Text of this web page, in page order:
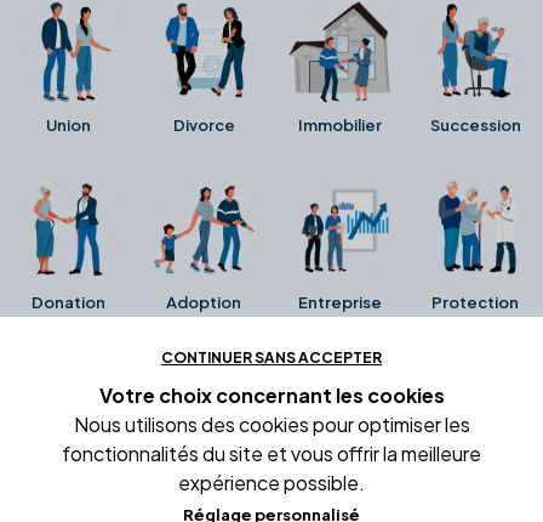
Union Divorce Immobilier Succession
Donation Adoption Entreprise Protection
Ces avis proviennent directement de la fiche Google
Business de l'office notarial. Ils n'ont ni été collectés ni
été vérifiés par Alexia.fr.
CONTINUER SANS ACCEPTER
Votre choix concernant les cookies
Nous utilisons des cookies pour optimiser les
fonctionnalités du site et vous offrir la meilleure
expérience possible.
Réglage personnalisé